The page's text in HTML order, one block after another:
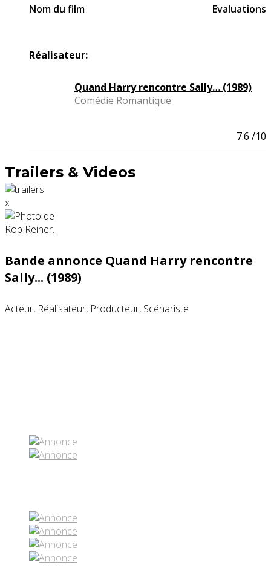
Nom du film Evaluations
Réalisateur:
Quand Harry rencontre Sally… (1989)
Comédie Romantique
7.6 /10
Trailers & Videos
x
Bande annonce Quand Harry rencontre
Sally... (1989)
Acteur, Réalisateur, Producteur, Scénariste